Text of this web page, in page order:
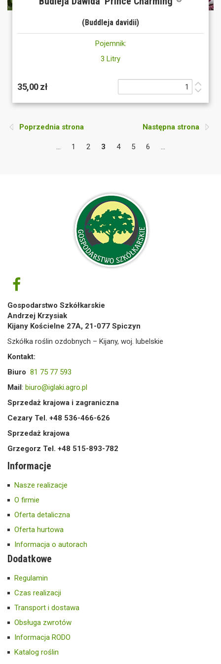
(Buddleja davidii)
Pojemnik:
3 Litry
35,00 zł
Poprzednia strona
... 1 2 3 4 5 6 ...
Następna strona
Gospodarstwo Szkółkarskie
Andrzej Krzysiak
Kijany Kościelne 27A, 21-077 Spiczyn
Szkółka roślin ozdobnych – Kijany, woj. lubelskie
Kontakt:
Biuro 81 75 77 593
Mail : biuro@iglaki.agro.pl
Sprzedaż krajowa i zagraniczna
Cezary Tel. +48 536-466-626
Sprzedaż krajowa
Grzegorz Tel. +48 515-893-782
Informacje
Nasze realizacje
O firmie
Oferta detaliczna
Oferta hurtowa
Informacja o autorach
Dodatkowe
Regulamin
Czas realizacji
Transport i dostawa
Obsługa zwrotów
Informacja RODO
Katalog roślin